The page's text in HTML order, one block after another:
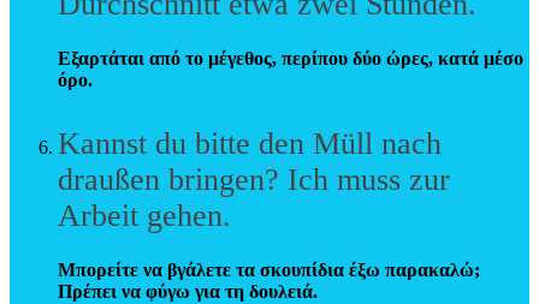
Εξαρτάται από το μέγεθος, περίπου δύο ώρες, κατά μέσο
όρο.
Kannst du bitte den Müll nach
draußen bringen? Ich muss zur
Arbeit gehen.
Μπορείτε να βγάλετε τα σκουπίδια έξω παρακαλώ;
Πρέπει να φύγω για τη δουλειά.